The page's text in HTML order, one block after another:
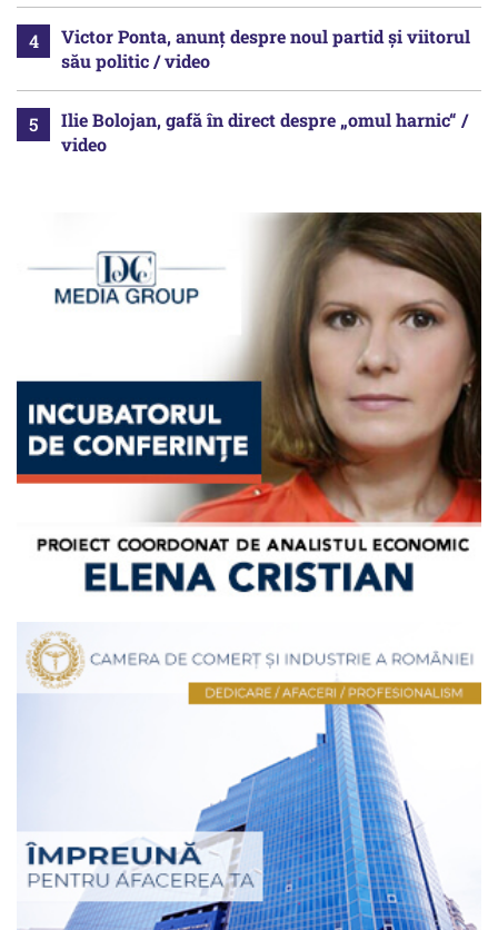
Victor Ponta, anunț despre noul partid și viitorul
său politic / video
Ilie Bolojan, gafă în direct despre „omul harnic“ /
video